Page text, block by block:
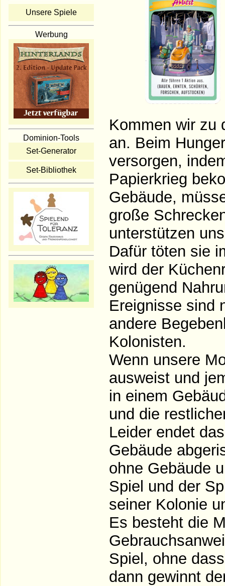
Unsere Spiele
Werbung
Dominion-Tools
Set-Generator
Set-Bibliothek
Kommen wir zu
an. Beim
versorgen,
Papierkrieg
Gebäude,
große
unterstützen
Dafür töten sie
wird der
genügend
Ereignisse sind
andere
Kolonisten.
Wenn unsere
ausweist und
in einem
und die
Leider endet
Gebäude
ohne Gebäude
Spiel und der
seiner Kolonie
Es besteht die
Spiel, ohne
dann gewinnt